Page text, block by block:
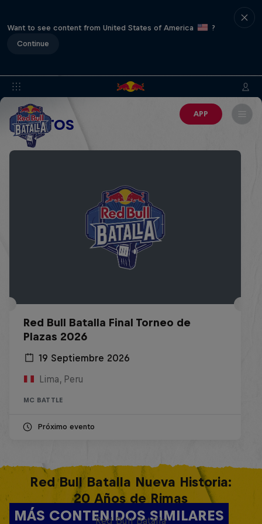
Want to see content from United States of America
?
Continue
APP
EVENTOS
Red Bull Batalla Final Torneo de
Plazas 2026
19 Septiembre 2026
Lima, Peru
MC BATTLE
Próximo evento
MÁS CONTENIDOS SIMILARES
Red Bull Batalla Nueva Historia:
20 Años de Rimas
Red Bull Batalla